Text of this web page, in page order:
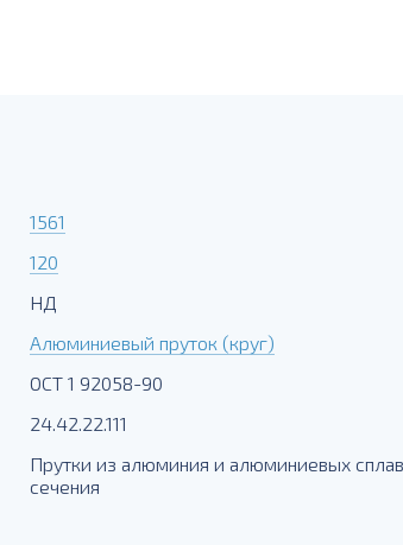
1561
120
НД
Алюминиевый пруток (круг)
ОСТ 1 92058-90
24.42.22.111
Прутки из алюминия и алюминиевых
сечения